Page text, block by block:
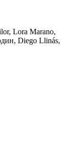
Lora Marano,
Diego Llinás,